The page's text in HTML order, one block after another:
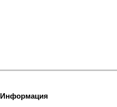
Информация